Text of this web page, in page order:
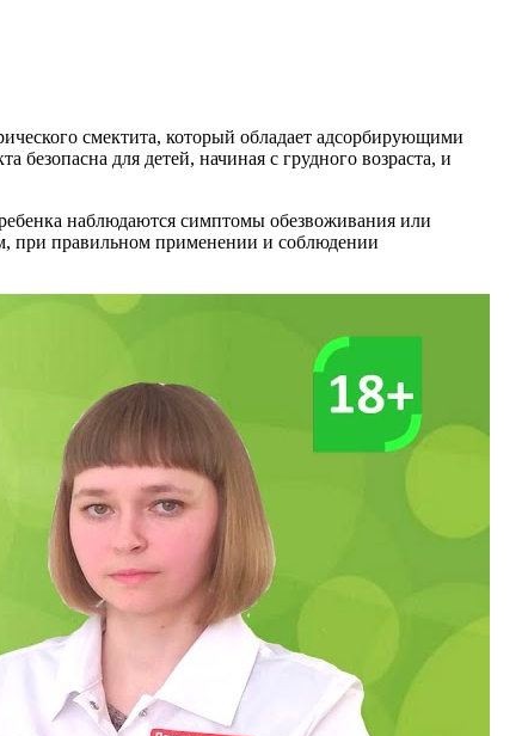
смектита, который обладает адсорбирующими
для детей, начиная с грудного возраста, и
наблюдаются симптомы обезвоживания или
при правильном применении и соблюдении